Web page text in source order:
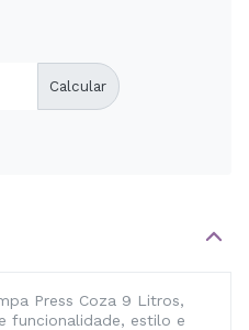
Calcular
Press Coza 9 Litros,
funcionalidade, estilo e